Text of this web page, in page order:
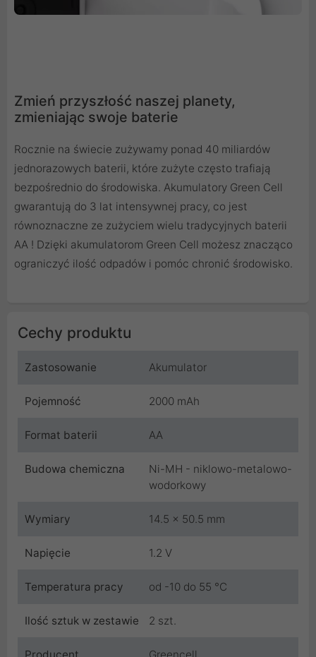
Zmień przyszłość naszej planety,
zmieniając swoje baterie
Rocznie na świecie zużywamy ponad 40 miliardów
jednorazowych baterii, które zużyte często trafiają
bezpośrednio do środowiska. Akumulatory Green Cell
gwarantują do 3 lat intensywnej pracy, co jest
równoznaczne ze zużyciem wielu tradycyjnych baterii
AA ! Dzięki akumulatorom Green Cell możesz znacząco
ograniczyć ilość odpadów i pomóc chronić środowisko.
Cechy produktu
Zastosowanie Akumulator
Pojemność 2000 mAh
Format baterii AA
Budowa chemiczna
Ni-MH - niklowo-metalowo-
wodorkowy
Wymiary 14.5 x 50.5 mm
Napięcie 1.2 V
Temperatura pracy od -10 do 55 °C
Ilość sztuk w zestawie 2 szt.
Producent Greencell